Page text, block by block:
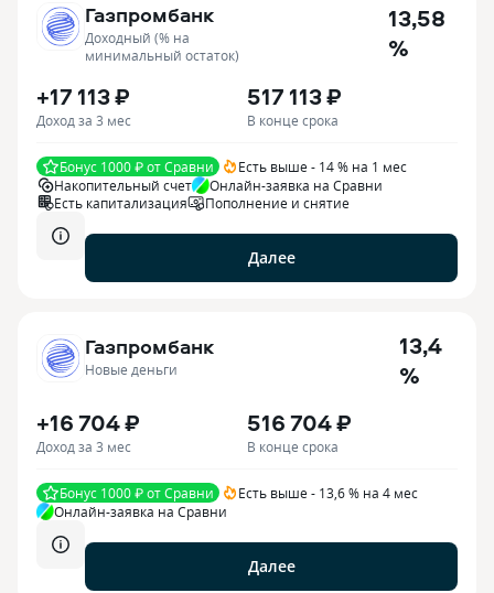
Газпромбанк
Доходный (% на
минимальный остаток)
13,58
%
+17 113 ₽
Доход за 3 мес
517 113 ₽
В конце срока
Бонус 1000 ₽ от Сравни
Есть выше - 14 % на 1 мес
Накопительный счет
Онлайн-заявка на Сравни
Есть капитализация
Пополнение и снятие
Далее
Газпромбанк
Новые деньги
13,4
%
+16 704 ₽
Доход за 3 мес
516 704 ₽
В конце срока
Бонус 1000 ₽ от Сравни
Есть выше - 13,6 % на 4 мес
Онлайн-заявка на Сравни
Далее